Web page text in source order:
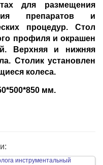
для размещения
препаратов и
процедур. Стол
профиля и окрашен
Верхняя и нижняя
Столик установлен
колеса.
мм.
инструментальный